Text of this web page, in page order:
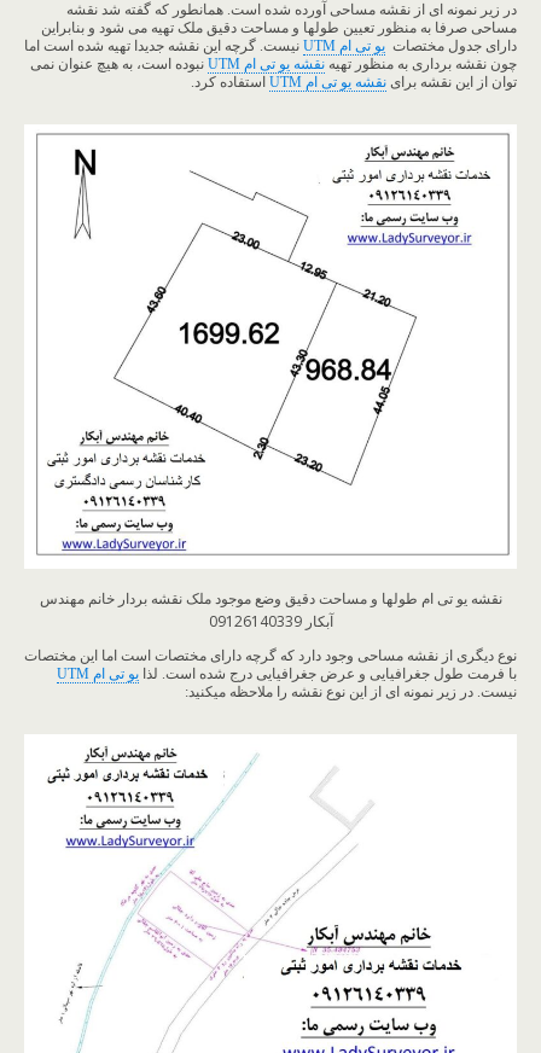
در زیر نمونه ای از نقشه مساحی آورده شده است. همانطور که گفته شد نقشه
مساحی صرفا به منظور تعیین طولها و مساحت دقیق ملک تهیه می شود و بنابراین
دارای جدول مختصات یو تی ام UTM
نیست. گرچه این نقشه جدیدا تهیه شده است اما
چون نقشه برداری به منظور تهیه نقشه یو تی ام UTM
نبوده است، به هیچ عنوان نمی
توان از این نقشه برای نقشه یو تی ام UTM استفاده کرد.
نقشه یو تی ام طولها و مساحت دقیق وضع موجود ملک نقشه بردار خانم مهندس
آبکار 09126140339
نوع دیگری از نقشه مساحی وجود دارد که گرچه دارای مختصات است اما این مختصات
با فرمت طول جغرافیایی و عرض جغرافیایی درج شده است. لذا یو تی ام UTM
نیست. در زیر نمونه ای از این نوع نقشه را ملاحظه میکنید: